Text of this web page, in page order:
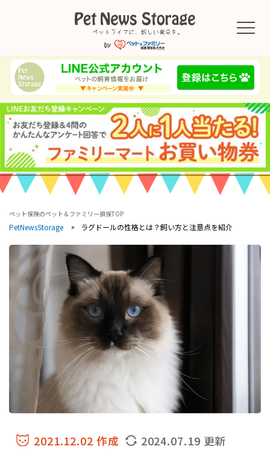
ペット保険のペット＆ファミリー損保TOP
PetNewsStorage ラグドールの性格とは？飼い方と注意点を紹介
2021.12.02 作成 2024.07.19 更新